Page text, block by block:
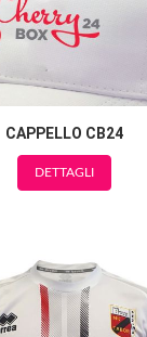
CAPPELLO CB24
DETTAGLI